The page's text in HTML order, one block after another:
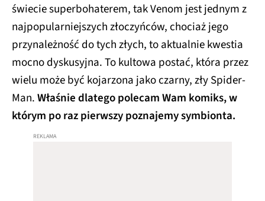
świecie superbohaterem, tak Venom jest jednym z
najpopularniejszych złoczyńców, chociaż jego
przynależność do tych złych, to aktualnie kwestia
mocno dyskusyjna. To kultowa postać, która przez
wielu może być kojarzona jako czarny, zły Spider-
Man.Właśnie dlatego polecam Wam komiks, w
którym po raz pierwszy poznajemy symbionta.